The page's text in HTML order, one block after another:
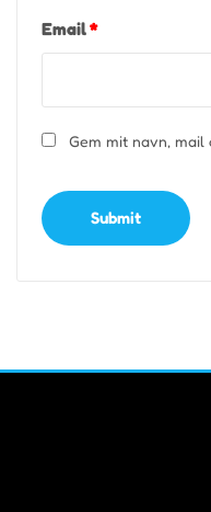
Email*
Gem mit navn,